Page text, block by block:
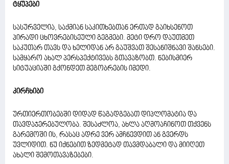
ტყუპები
სასურველია, საქმიან საკითხებთან ერთად გაიხსენოთ
პირადი ცხოვრებისეული გეგმები. მეტი დრო დაუთმეთ
საკუთარ თავს და ხელიდან არ გაუშვათ შესანიშნავი შანსები.
სამყარო ახალ პერსპექტივებს გთავაზობთ. ნებისმიერ
სიტუაციაში გქონდეთ მეგობრების იმედი.
კირჩხიბი
ურთიერთობებში დიდად წაგადგებათ დიპლომატია და
თავდაჯერებულობა. შესაძლოა, ახლა აღმოაჩინოთ თქვენს
გარემოში ის, რასაც ადრე ვერ ამჩნევდით ან გვერდს
უვლიდით. ნუ იქნებით ზედმეტად თავმდაბალი და მიიღეთ
ახალი შემოთავაზებები.